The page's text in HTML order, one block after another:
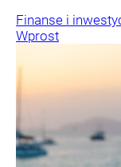
Finanse i
Wprost